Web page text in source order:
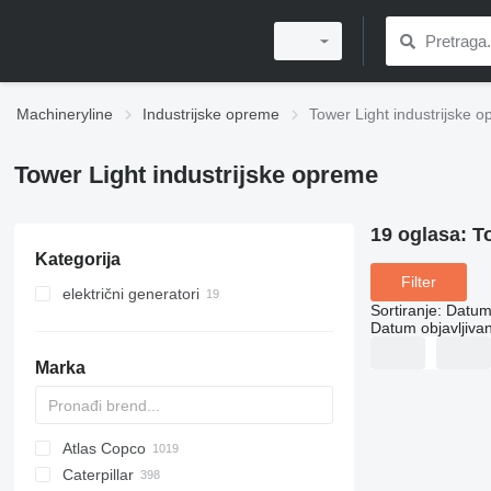
Machineryline Industrijske opreme Tower Light industrijske
Tower Light industrijske opreme
Kategorija
električni generatori
Marka
PDS
APD
AB
Ensis
Pega
VZ
AG3
Atlas Copco
DrillAir
QAS
PDP
E-series
B-series
BM
GFS
VT
Rover
PA
Airpure
BySprint Fiber
CK
SR
Caterpillar
19 oglasa:
Filter
Sortiranje:
Datum